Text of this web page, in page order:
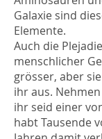
Galaxie sind
Elemente.
Auch die
menschlicher
grösser, aber
ihr aus.
ihr seid einer
habt Tausende